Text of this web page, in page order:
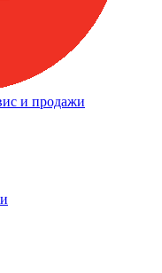
и продажи